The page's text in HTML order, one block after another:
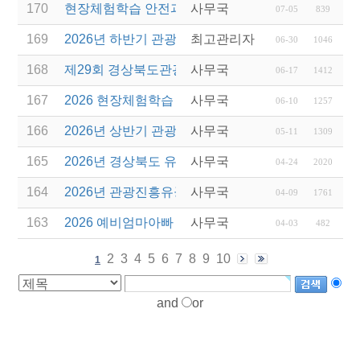
170 현장체험학습 안전과정(신규/재강습) 안내
사무국 07-05 839
169 2026년 하반기 관광진흥개발기금 융자 시행 안내
최고관리자 06-30 1046
168 제29회 경상북도관광기념품공모전 개최
사무국 06-17 1412
167 2026 현장체험학습 안전과정(신규.재강습)
사무국 06-10 1257
166 2026년 상반기 관광진흥기금 스타트업 지원
사무국 05-11 1309
165 2026년 경상북도 유니크베뉴를 활용한 MICE행사
사무국 04-24 2020
164 2026년 관광진흥유공자 정부포상 대상자 추천
사무국 04-09 1761
163 2026 예비엄마아빠 행복가족여행 전담여행사 선정
사무국 04-03 482
1 2 3 4 5 6 7 8 9 10
and or